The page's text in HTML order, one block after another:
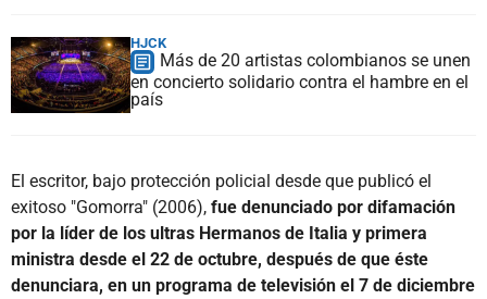
HJCK
Más de 20 artistas colombianos se unen
en concierto solidario contra el hambre en el
país
El escritor, bajo protección policial desde que publicó el
exitoso "Gomorra" (2006), fue denunciado por difamación
por la líder de los ultras Hermanos de Italia y primera
ministra desde el 22 de octubre, después de que éste
denunciara, en un programa de televisión el 7 de diciembre